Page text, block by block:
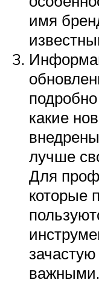
имя
какие
лучше
Для
которые
важными.